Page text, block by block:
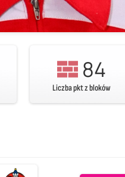
84
Liczba pkt z bloków